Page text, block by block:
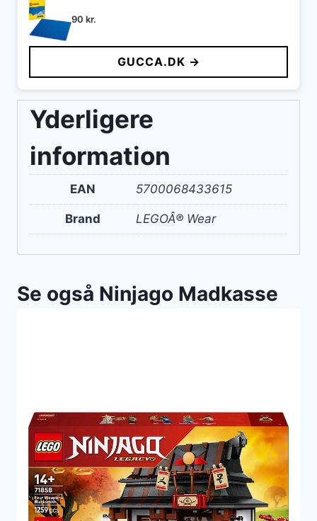
90 kr.
GUCCA.DK →
Yderligere
information
EAN 5700068433615
Brand LEGOÂ® Wear
Se også Ninjago Madkasse